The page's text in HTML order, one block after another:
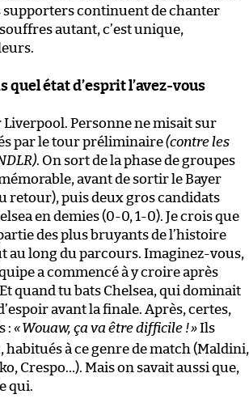
supporters continuent de chanter
autant, c’est unique,
quel état d’esprit l’avez-vous
Personne ne misait sur
par le tour préliminaire(contre les
. On sort de la phase de groupes
avant de sortir le Bayer
retour), puis deux gros candidats
en demies (0-0, 1-0). Je crois que
des plus bruyants de l’histoire
au long du parcours. Imaginez-vous,
a commencé à y croire après
quand tu bats Chelsea, qui dominait
avant la finale. Après, certes,
: «Wouaw, ça va être difficile !»Ils
à ce genre de match (Maldini,
Crespo…). Mais on savait aussi que,
qui.